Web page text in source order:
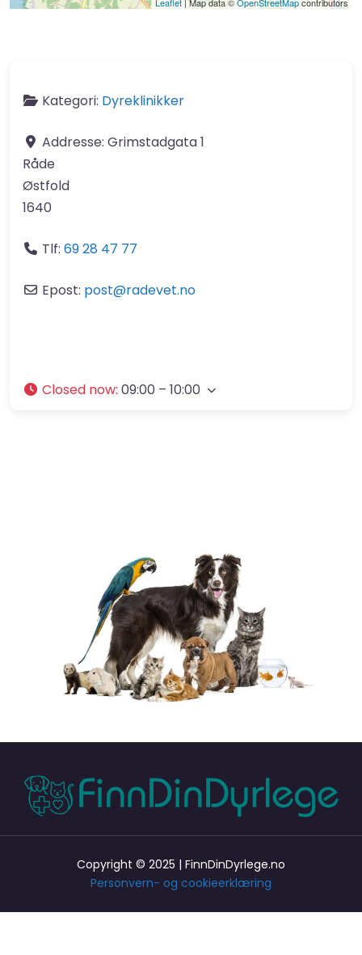
Leaflet | Map data ©OpenStreetMapcontributors
Kategori: Dyreklinikker
Addresse: Grimstadgata 1
Råde
Østfold
1640
Tlf: 69 28 47 77
Epost: post@radevet.no
Closed now: 09:00 – 10:00
Copyright © 2025 | FinnDinDyrlege.no
Personvern- og cookieerklæring